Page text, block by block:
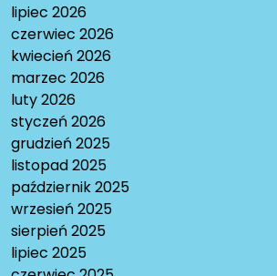
lipiec 2026
czerwiec 2026
kwiecień 2026
marzec 2026
luty 2026
styczeń 2026
grudzień 2025
listopad 2025
październik 2025
wrzesień 2025
sierpień 2025
lipiec 2025